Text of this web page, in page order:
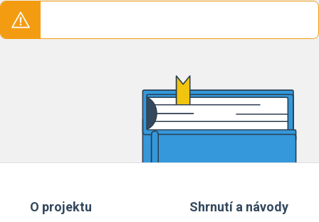
O projektu Shrnutí a návody